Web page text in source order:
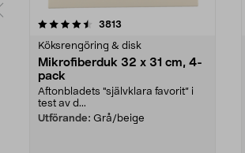
3813
Köksrengöring & disk
Mikrofiberduk 32 x 31 cm, 4-
pack
Aftonbladets "självklara favorit” i
test av d...
Utförande: Grå/beige
4.0av 5 stjärnor